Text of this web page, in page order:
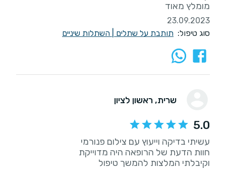
מומלץ מאוד
23.09.2023
סוג טיפול: תותבת על שתלים השתלות שיניים
שרית, ראשון לציון
5.0
וקיבלתי המלצות להמשך טיפול